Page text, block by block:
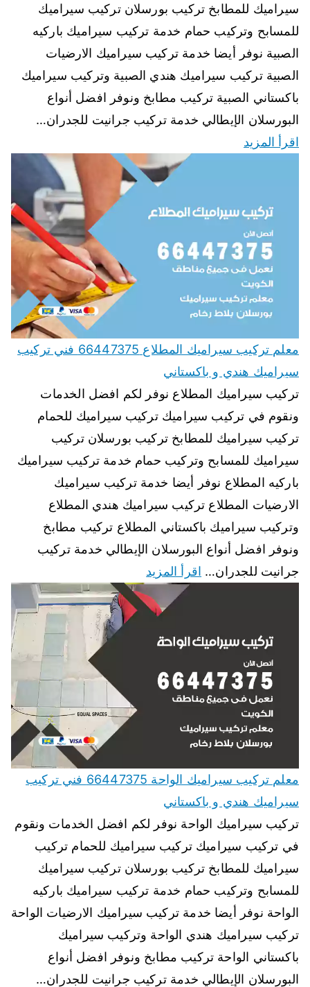
سيراميك للمطابخ تركيب بورسلان تركيب سيراميك
للمسابح وتركيب حمام خدمة تركيب سيراميك باركيه
الصبية نوفر أيضا خدمة تركيب سيراميك الارضيات
الصبية تركيب سيراميك هندي الصبية وتركيب سيراميك
باكستاني الصبية تركيب مطابخ ونوفر افضل أنواع
البورسلان الإيطالي خدمة تركيب جرانيت للجدران…
اقرأ المزيد
معلم تركيب سيراميك المطلاع 66447375 فني تركيب
سيراميك هندي و باكستاني
تركيب سيراميك المطلاع نوفر لكم افضل الخدمات
ونقوم في تركيب سيراميك تركيب سيراميك للحمام
تركيب سيراميك للمطابخ تركيب بورسلان تركيب
سيراميك للمسابح وتركيب حمام خدمة تركيب سيراميك
باركيه المطلاع نوفر أيضا خدمة تركيب سيراميك
الارضيات المطلاع تركيب سيراميك هندي المطلاع
وتركيب سيراميك باكستاني المطلاع تركيب مطابخ
ونوفر افضل أنواع البورسلان الإيطالي خدمة تركيب
جرانيت للجدران… اقرأ المزيد
معلم تركيب سيراميك الواحة 66447375 فني تركيب
سيراميك هندي و باكستاني
تركيب سيراميك الواحة نوفر لكم افضل الخدمات ونقوم
في تركيب سيراميك تركيب سيراميك للحمام تركيب
سيراميك للمطابخ تركيب بورسلان تركيب سيراميك
للمسابح وتركيب حمام خدمة تركيب سيراميك باركيه
الواحة نوفر أيضا خدمة تركيب سيراميك الارضيات الواحة
تركيب سيراميك هندي الواحة وتركيب سيراميك
باكستاني الواحة تركيب مطابخ ونوفر افضل أنواع
البورسلان الإيطالي خدمة تركيب جرانيت للجدران…